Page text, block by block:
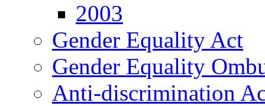
2003
Gender Equality Act
Gender Equality
Anti-discrimination